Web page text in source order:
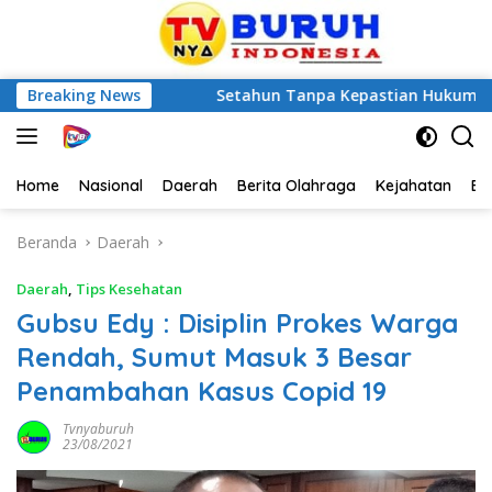
Breaking NewsSetahun Tanpa Kepastian Hukum, Pelapor
Home Nasional Daerah Berita Olahraga Kejahatan
Beranda Daerah
Daerah, Tips Kesehatan
Gubsu Edy : Disiplin Prokes Warga
Rendah, Sumut Masuk 3 Besar
Penambahan Kasus Copid 19
Tvnyaburuh
23/08/2021